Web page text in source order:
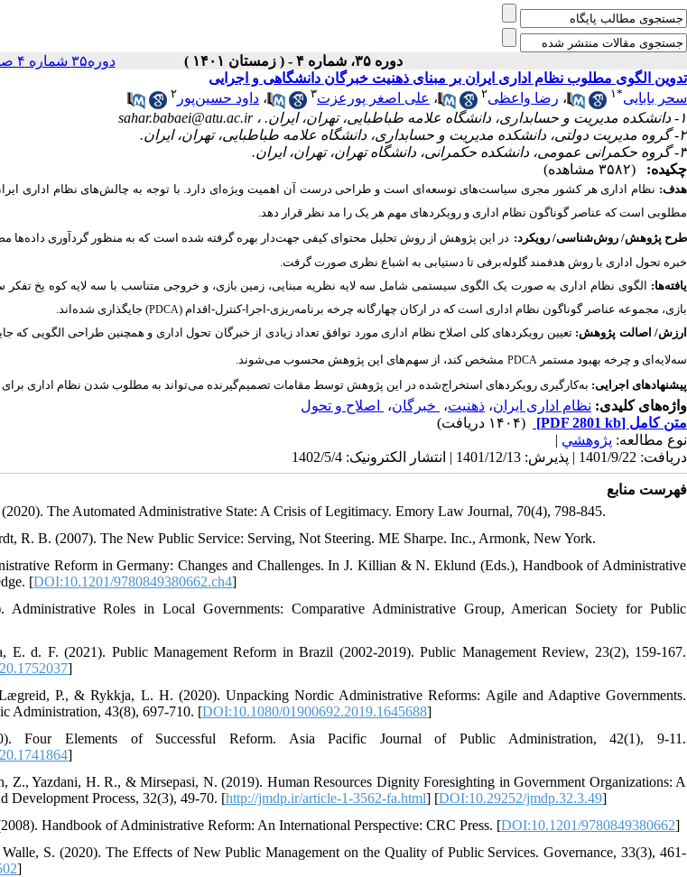
دوره ۳۵، شماره ۴ - ( زمستان ۱۴۰۱ ) دوره۳۵ شماره ۴ صفحات ۳۸-۳
تدوین الگوی مطلوب نظام اداری ایران بر مبنای ذهنیت خبرگان دانشگاهی و اجرایی
سحر بابایی*۱ ، رضا واعظی۲ ، علی اصغر پورعزت۳ ، داود حسین‌پور ۲
۱- دانشکده مدیریت و حسابداری، دانشگاه علامه طباطبایی، تهران، ایران. ،
sahar.babaei@atu.ac.ir
۲- گروه مدیریت دولتی، دانشکده مدیریت و حسابداری، دانشگاه علامه طباطبایی، تهران، ایران.
۳- گروه حکمرانی عمومی، دانشکده حکمرانی، دانشگاه تهران، تهران، ایران.
چکیده:
(۳۵۸۲ مشاهده)
هدف: نظام اداری هر کشور مجری سیاست‌های توسعه‌ای است و طراحی درست آن اهمیت ویژه‌ای دارد. با توجه به چالش‌های نظام اداری
مطلوبی است که عناصر گوناگون نظام اداری و رویکردهای مهم هر یک را مد نظر قرار دهد.
طرح پژوهش/ روش‌‏شناسی/ رویکرد:
خبره تحول اداری با روش هدفمند گلولهبرفی تا دستیابی به اشباع نظری صورت گرفت.
یافته‌­ها: الگوی نظام اداری به صورت یک الگوی سیستمی شامل سه لایه نظریه مبنایی، زمین بازی، و خروجی متناسب با سه لایه کوه یخ
بازی، مجموعه عناصر گوناگون نظام اداری است که در ارکان چهارگانه چرخه برنامه‌ریزی-اجرا-کنترل-اقدام (PDCA
) جایگذاری شده‌اند.
ارزش/ اصالت پژوهش: تعیین رویکردهای کلی اصلاح نظام اداری مورد توافق تعداد زیادی از خبرگان تحول اداری و همچنین طراحی الگویی که
سه‌لایه‌ای و چرخه بهبود مستمر PDCA مشخص کند، از سهم های این پژوهش محسوب می‌شوند.
پیشنهادهای اجرایی: به‌‎کارگیری رویکردهای استخراج شده در این پژوهش توسط مقامات تصمیم‌گیرنده می‌تواند به مطلوب شدن نظام اداری برای
واژه‌های کلیدی: نظام اداری ایران، ذهنیت، ‌ خبرگان،
‌ اصلاح و تحول
متن کامل [PDF 2801 kb]
(۱۴۰۴ دریافت)
نوع مطالعه: پژوهشي |
دریافت: 1401/9/22 | پذیرش: 1401/12/13 | انتشار الکترونیک: 1402/5/4
فهرست منابع
The Automated Administrative State: A Crisis of Legitimacy. Emory Law Journal, 70(4), 798-845.
R. B. (2007). The New Public Service: Serving, Not Steering. ME Sharpe. Inc., Armonk, New York.
Reform in Germany: Changes and Challenges. In J. Killian & N. Eklund (Eds.), Handbook of Administrative
[DOI:10.1201/9780849380662.ch4]
Roles in Local Governments: Comparative Administrative Group, American Society for Public
E. d. F. (2021). Public Management Reform in Brazil (2002-2019). Public Management Review, 23(2), 159-167.
]
P., & Rykkja, L. H. (2020). Unpacking Nordic Administrative Reforms: Agile and Adaptive Governments.
Administration, 43(8), 697-710. [DOI:10.1080/01900692.2019.1645688]
Four Elements of Successful Reform. Asia Pacific Journal of Public Administration, 42(1), 9-11.
]
Z., Yazdani, H. R., & Mirsepasi, N. (2019). Human Resources Dignity Foresighting in Government Organizations: A
Development Process, 32(3), 49-70. [http://jmdp.ir/article-1-3562-fa.html] [DOI:10.29252/jmdp.32.3.49]
Handbook of Administrative Reform: An International Perspective: CRC Press. [DOI:10.1201/9780849380662]
S. (2020). The Effects of New Public Management on the Quality of Public Services. Governance, 33(3), 461-
]